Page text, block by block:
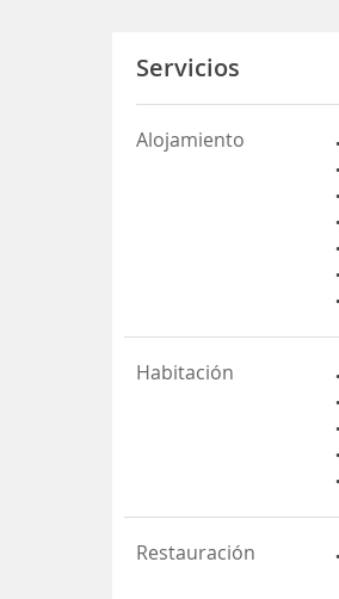
Servicios
Alojamiento
Habitación
Restauración